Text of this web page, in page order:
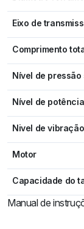
Eixo de
Comprimento
Nível de pressão
Nível de
Nivel de
Motor
Capacidade do
Manual de